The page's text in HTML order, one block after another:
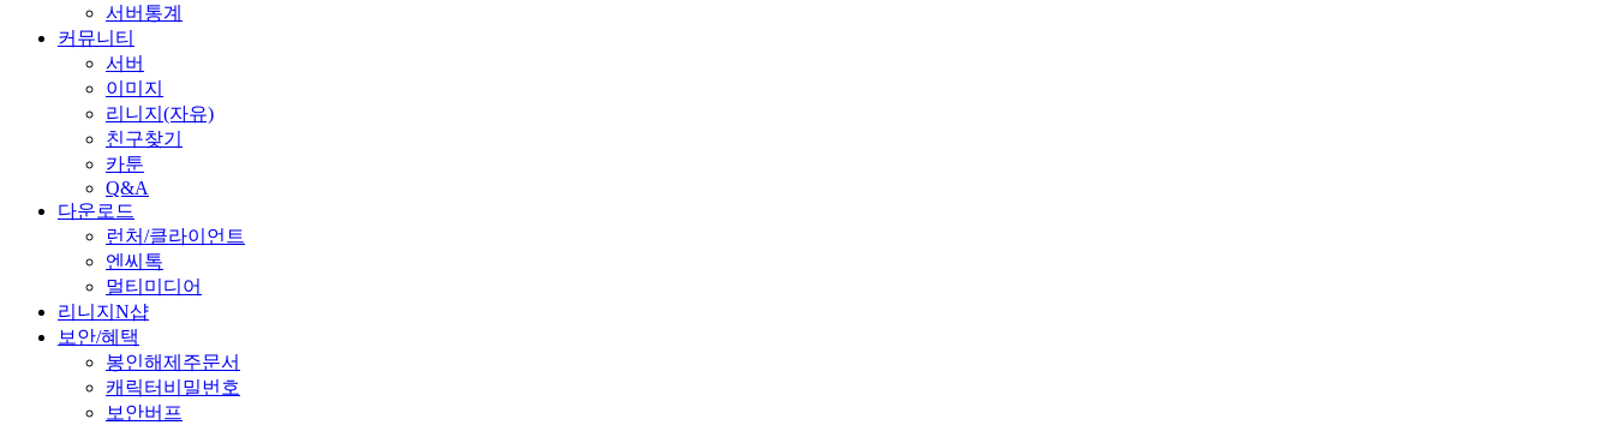
서버통계
커뮤니티
서버
이미지
리니지(자유)
친구찾기
카툰
Q&A
다운로드
런처/클라이언트
엔씨톡
멀티미디어
리니지N샵
보안/혜택
봉인해제주문서
캐릭터비밀번호
보안버프